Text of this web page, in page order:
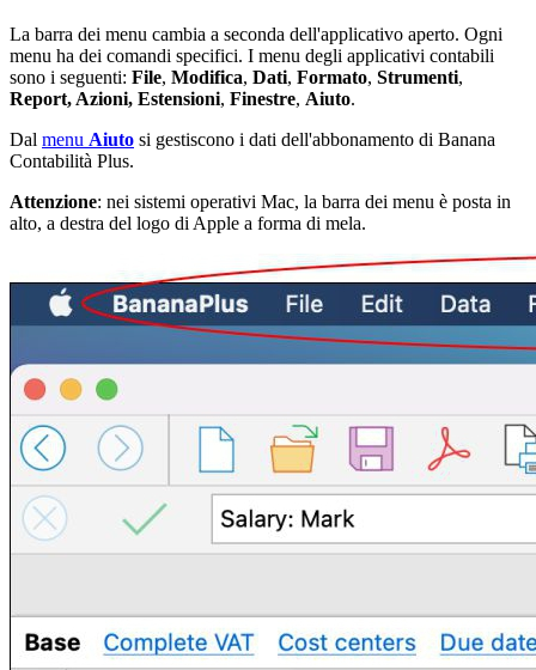
La barra dei menu cambia a seconda dell'applicativo aperto. Ogni
menu ha dei comandi specifici. I menu degli applicativi contabili
sono i seguenti: File, Modifica, Dati, Formato, Strumenti,
Report, Azioni, Estensioni, Finestre, Aiuto.
Dal menu Aiuto si gestiscono i dati dell'abbonamento di Banana
Contabilità Plus.
Attenzione: nei sistemi operativi Mac, la barra dei menu è posta in
alto, a destra del logo di Apple a forma di mela.